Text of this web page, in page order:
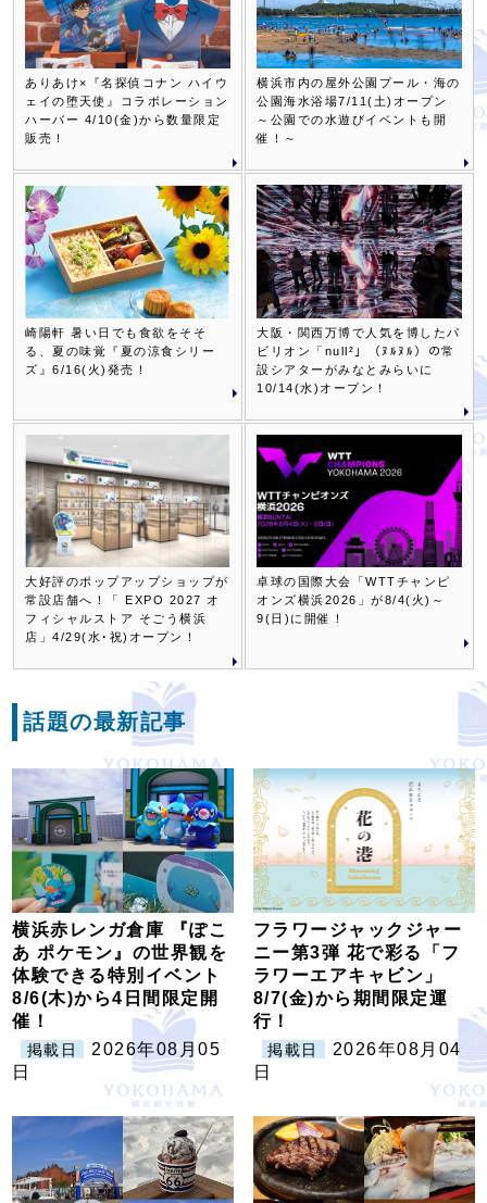
ありあけ×『名探偵コナン ハイウ
ェイの堕天使』コラボレーション
ハーバー 4/10(金)から数量限定
販売！
横浜市内の屋外公園プール・海の
公園海水浴場7/11(土)オープン
～公園での水遊びイベントも開
催！～
崎陽軒 暑い日でも食欲をそそ
る、夏の味覚『夏の涼食シリー
ズ』6/16(火)発売！
大阪・関西万博で人気を博したパ
ビリオン「null²」（ﾇﾙﾇﾙ）の常
設シアターがみなとみらいに
10/14(水)オープン！
大好評のポップアップショップが
常設店舗へ！「 EXPO 2027 オ
フィシャルストア そごう横浜
店」4/29(水･祝)オープン！
卓球の国際大会「WTTチャンピ
オンズ横浜2026」が8/4(火)～
9(日)に開催！
話題の最新記事
横浜赤レンガ倉庫 『ぽこ
あ ポケモン』の世界観を
体験できる特別イベント
8/6(木)から4日間限定開
催！
掲載日
2026年08月05
日
フラワージャックジャー
ニー第3弾 花で彩る「フ
ラワーエアキャビン」
8/7(金)から期間限定運
行！
掲載日
2026年08月04
日